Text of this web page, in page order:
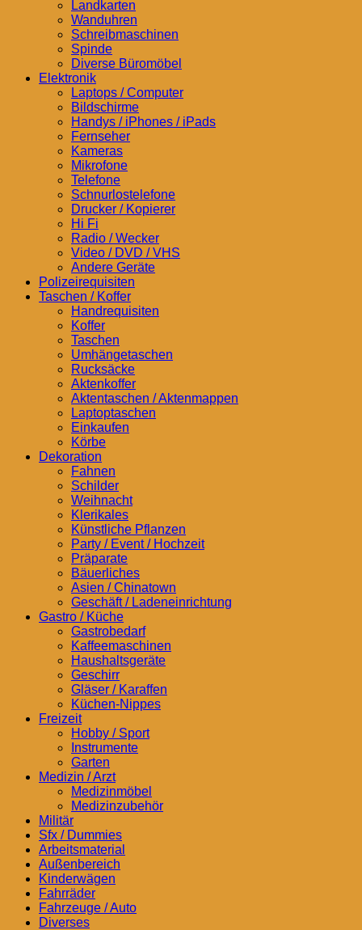
Landkarten
Wanduhren
Schreibmaschinen
Spinde
Diverse Büromöbel
Elektronik
Laptops / Computer
Bildschirme
Handys / iPhones / iPads
Fernseher
Kameras
Mikrofone
Telefone
Schnurlostelefone
Drucker / Kopierer
Hi Fi
Radio / Wecker
Video / DVD / VHS
Andere Geräte
Polizeirequisiten
Taschen / Koffer
Handrequisiten
Koffer
Taschen
Umhängetaschen
Rucksäcke
Aktenkoffer
Aktentaschen / Aktenmappen
Laptoptaschen
Einkaufen
Körbe
Dekoration
Fahnen
Schilder
Weihnacht
Klerikales
Künstliche Pflanzen
Party / Event / Hochzeit
Präparate
Bäuerliches
Asien / Chinatown
Geschäft / Ladeneinrichtung
Gastro / Küche
Gastrobedarf
Kaffeemaschinen
Haushaltsgeräte
Geschirr
Gläser / Karaffen
Küchen-Nippes
Freizeit
Hobby / Sport
Instrumente
Garten
Medizin / Arzt
Medizinmöbel
Medizinzubehör
Militär
Sfx / Dummies
Arbeitsmaterial
Außenbereich
Kinderwägen
Fahrräder
Fahrzeuge / Auto
Diverses